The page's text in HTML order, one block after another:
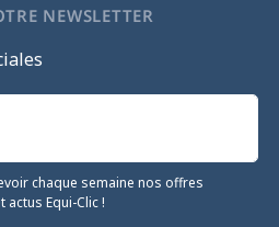
NEWSLETTER
chaque semaine nos offres
actus Equi-Clic !